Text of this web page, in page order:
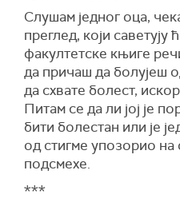
Слушам једног оца,
преглед, који саветују
факултетске књиге
да причаш да болујеш
да схвате болест,
Питам се да ли јој је
бити болестан или је
од стигме упозорио на
подсмехе.
***